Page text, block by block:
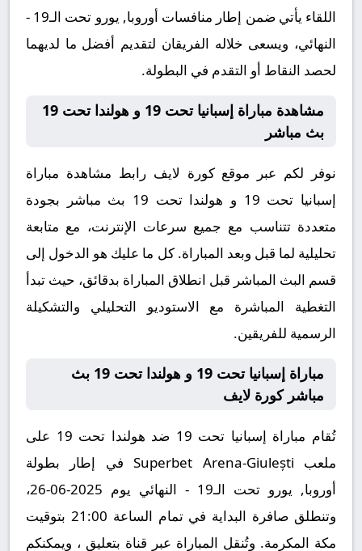
اللقاء يأتي ضمن إطار منافسات أوروبا, يورو تحت الـ19 -
النهائي، ويسعى خلاله الفريقان لتقديم أفضل ما لديهما
لحصد النقاط أو التقدم في البطولة.
مشاهدة مباراة إسبانيا تحت 19 و هولندا تحت 19
بث مباشر
نوفر لكم عبر موقع كورة لايف رابط مشاهدة مباراة
إسبانيا تحت 19 و هولندا تحت 19 بث مباشر بجودة
متعددة تتناسب مع جميع سرعات الإنترنت، مع متابعة
تحليلية لما قبل وبعد المباراة. كل ما عليك هو الدخول إلى
قسم البث المباشر قبل انطلاق المباراة بدقائق، حيث تبدأ
التغطية المباشرة مع الاستوديو التحليلي والتشكيلة
الرسمية للفريقين.
مباراة إسبانيا تحت 19 و هولندا تحت 19 بث
مباشر كورة لايف
تُقام مباراة إسبانيا تحت 19 ضد هولندا تحت 19 على
ملعب Superbet Arena-Giulești في إطار بطولة
أوروبا, يورو تحت الـ19 - النهائي يوم 2025-06-26،
وتنطلق صافرة البداية في تمام الساعة 21:00 بتوقيت
مكة المكرمة. وتُنقل المباراة عبر قناة بتعليق ، ويمكنكم